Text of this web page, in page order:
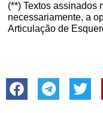
(**) Textos assinados
necessariamente, a
Articulação de